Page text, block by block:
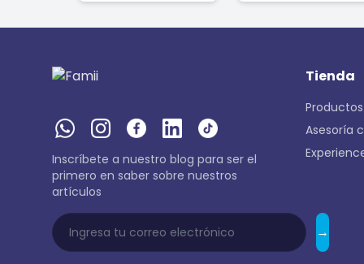
Inscríbete a nuestro blog para ser el
primero en saber sobre nuestros
artículos
→
Tienda
Asesoría